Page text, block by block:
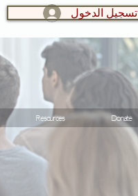
تسجيل الدخول
Resources Donate